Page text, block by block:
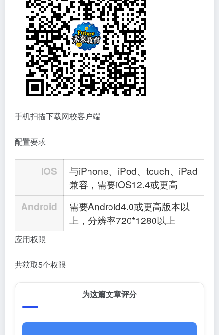
手机扫描下载网校客户端
配置要求
iOS
与iPhone、iPod、touch、iPad
兼容，需要iOS12.4或更高
Android
需要Android4.0或更高版本以
上，分辨率720*1280以上
应用权限
共获取5个权限
为这篇文章评分